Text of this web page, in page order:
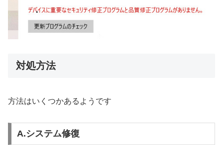
対処方法
方法はいくつかあるようです
A.システム修復